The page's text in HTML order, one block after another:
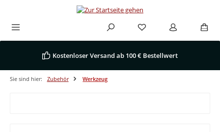
Zum Hauptinhalt springen
Kostenloser Versand ab 100 € Bestellwert
Sie sind hier: Zubehör Werkzeug